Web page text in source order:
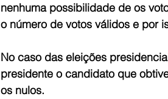
nenhuma possibilidade de os
o número de votos válidos e por
No caso das eleições
presidente o candidato que
os nulos.